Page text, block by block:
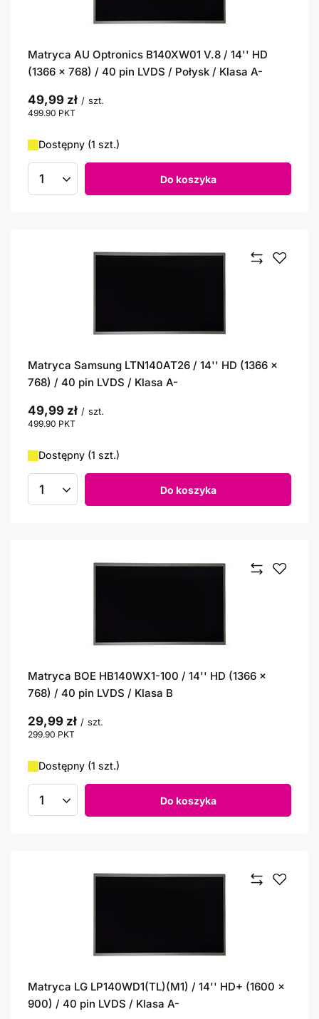
Matryca AU Optronics B140XW01 V.8 / 14'' HD
(1366 x 768) / 40 pin LVDS / Połysk / Klasa A-
49,99 zł / szt.
499.90 PKT
Dostępny (1 szt.)
Ilość produktów Do koszyka
Matryca Samsung LTN140AT26 / 14'' HD (1366 x
768) / 40 pin LVDS / Klasa A-
49,99 zł / szt.
499.90 PKT
Dostępny (1 szt.)
Ilość produktów Do koszyka
Matryca BOE HB140WX1-100 / 14'' HD (1366 x
768) / 40 pin LVDS / Klasa B
29,99 zł / szt.
299.90 PKT
Dostępny (1 szt.)
Ilość produktów Do koszyka
Matryca LG LP140WD1(TL)(M1) / 14'' HD+ (1600 x
900) / 40 pin LVDS / Klasa A-